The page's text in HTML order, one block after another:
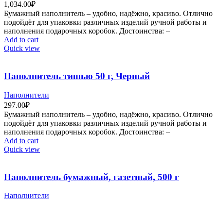
1,034.00₽
Бумажный наполнитель – удобно, надёжно, красиво. Отлично
подойдёт для упаковки различных изделий ручной работы и
наполнения подарочных коробок. Достоинства: –
Add to cart
Quick view
Наполнитель тишью 50 г, Черный
Наполнители
297.00₽
Бумажный наполнитель – удобно, надёжно, красиво. Отлично
подойдёт для упаковки различных изделий ручной работы и
наполнения подарочных коробок. Достоинства: –
Add to cart
Quick view
Наполнитель бумажный, газетный, 500 г
Наполнители